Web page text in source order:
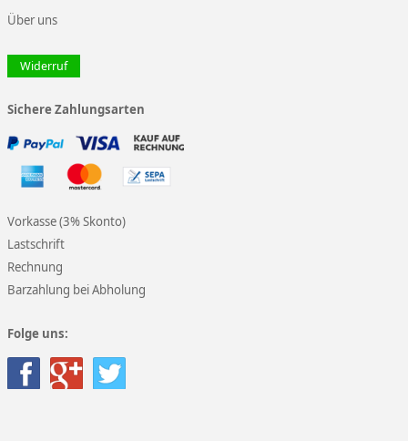
Über uns
Widerruf
Sichere Zahlungsarten
Vorkasse (3% Skonto)
Lastschrift
Rechnung
Barzahlung bei Abholung
Folge uns: